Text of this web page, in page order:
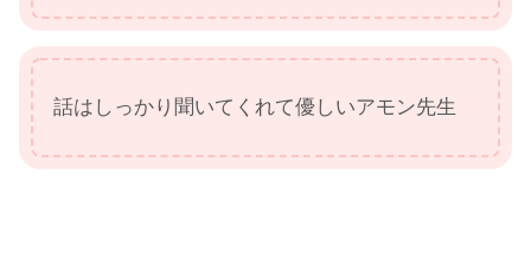
話はしっかり聞いてくれて優しいアモン先生